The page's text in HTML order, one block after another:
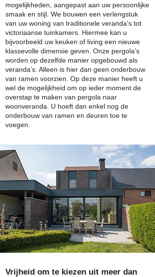
mogelijkheden, aangepast aan uw persoonlijke
smaak en stijl. We bouwen een verlengstuk
van uw woning van traditionele veranda’s tot
victoriaanse tuinkamers. Hiermee kan u
bijvoorbeeld uw keuken of living een nieuwe
klassevolle dimensie geven. Onze pergola’s
worden op dezelfde manier opgebouwd als
veranda’s. Alleen is hier dan geen onderbouw
van ramen voorzien. Op deze manier heeft u
wel de mogelijkheid om op ieder moment de
overstap te maken van pergola naar
woonveranda. U hoeft dan enkel nog de
onderbouw van ramen en deuren toe te
voegen.
Vrijheid om te kiezen uit meer dan